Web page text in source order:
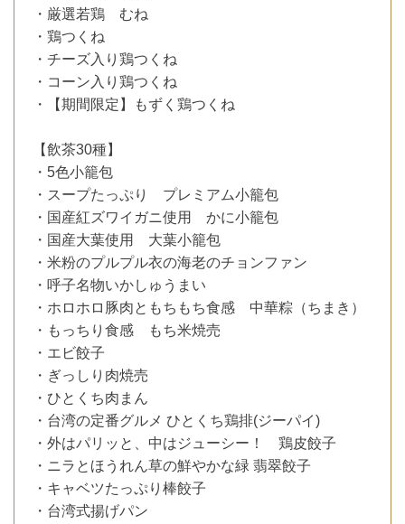
・厳選若鶏 むね
・鶏つくね
・チーズ入り鶏つくね
・コーン入り鶏つくね
・【期間限定】もずく鶏つくね
【飲茶30種】
・5色小籠包
・スープたっぷり プレミアム小籠包
・国産紅ズワイガニ使用 かに小籠包
・国産大葉使用 大葉小籠包
・米粉のプルプル衣の海老のチョンファン
・呼子名物いかしゅうまい
・ホロホロ豚肉ともちもち食感 中華粽（ちまき）
・もっちり食感 もち米焼売
・エビ餃子
・ぎっしり肉焼売
・ひとくち肉まん
・台湾の定番グルメ ひとくち鶏排(ジーパイ)
・外はパリッと、中はジューシー！ 鶏皮餃子
・ニラとほうれん草の鮮やかな緑 翡翠餃子
・キャベツたっぷり棒餃子
・台湾式揚げパン